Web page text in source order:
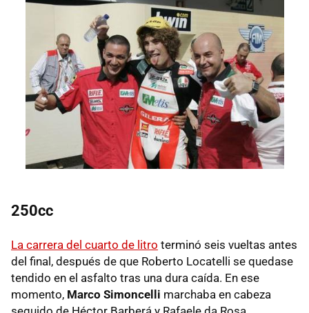
250cc
La carrera del cuarto de litro terminó seis vueltas antes
del final, después de que Roberto Locatelli se quedase
tendido en el asfalto tras una dura caída. En ese
momento, Marco Simoncelli marchaba en cabeza